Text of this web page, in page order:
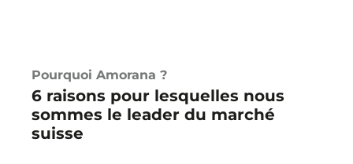
Pourquoi Amorana ?
6 raisons pour lesquelles nous
sommes le leader du marché
suisse